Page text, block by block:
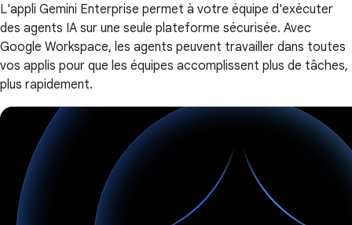
L'appli Gemini Enterprise permet à votre équipe d'exécuter
des agents IA sur une seule plateforme sécurisée. Avec
Google Workspace, les agents peuvent travailler dans toutes
vos applis pour que les équipes accomplissent plus de tâches,
plus rapidement.